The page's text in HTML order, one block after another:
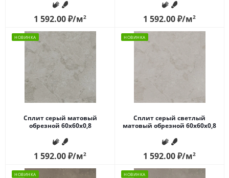
1 592.00₽/м2 1 592.00₽/м2
НОВИНКА
Сплит серый матовый
обрезной 60x60x0,8
1 592.00₽/м2
НОВИНКА
Сплит серый светлый
матовый обрезной 60x60x0,8
1 592.00₽/м2
НОВИНКА НОВИНКА